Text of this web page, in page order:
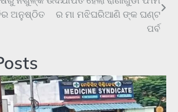
ଅନୁଷ୍ଠିତ
ର ମା ମଝିଘରିଆଣି ଙ୍କ ଘଣ୍ଟ
ପର୍ବ